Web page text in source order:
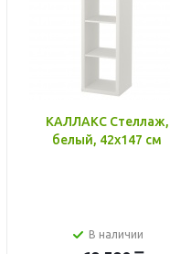
КАЛЛАКС Стеллаж,
белый, 42x147 см
В наличии